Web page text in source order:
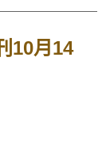
10月14